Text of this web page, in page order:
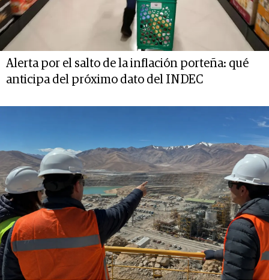
Alerta por el salto de la inflación porteña: qué
anticipa del próximo dato del INDEC